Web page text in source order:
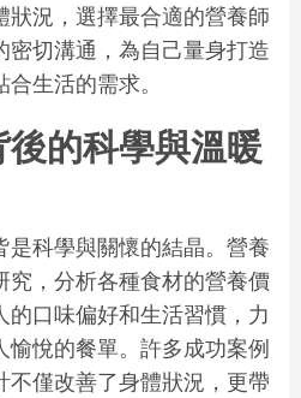
狀況，選擇最合適的營養師
密切溝通，為自己量身打造
生活的需求。
的科學與溫暖
是科學與關懷的結晶。營養
究，分析各種食材的營養價
口味偏好和生活習慣，力
愉悅的餐單。許多成功案例
不僅改善了身體狀況，更帶